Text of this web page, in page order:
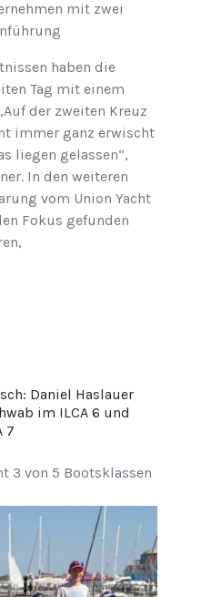
mit zwei
haben die
Tag mit einem
der zweiten Kreuz
immer ganz erwischt
liegen gelassen“,
In den weiteren
vom Union Yacht
Fokus gefunden
Daniel Haslauer
im ILCA 6 und
7
3 von 5 Bootsklassen